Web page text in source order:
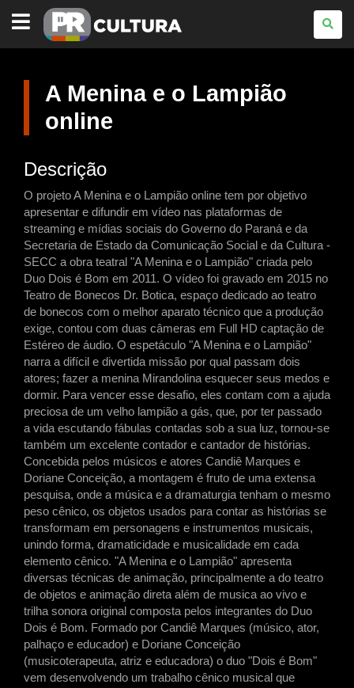
PARANÁ
CULTURA
A Menina e o Lampião
online
Descrição
O projeto A Menina e o Lampião online tem por objetivo
apresentar e difundir em vídeo nas plataformas de
streaming e mídias sociais do Governo do Paraná e da
Secretaria de Estado da Comunicação Social e da Cultura -
SECC a obra teatral "A Menina e o Lampião" criada pelo
Duo Dois é Bom em 2011. O vídeo foi gravado em 2015 no
Teatro de Bonecos Dr. Botica, espaço dedicado ao teatro
de bonecos com o melhor aparato técnico que a produção
exige, contou com duas câmeras em Full HD captação de
Estéreo de áudio. O espetáculo "A Menina e o Lampião"
narra a difícil e divertida missão por qual passam dois
atores; fazer a menina Mirandolina esquecer seus medos e
dormir. Para vencer esse desafio, eles contam com a ajuda
preciosa de um velho lampião a gás, que, por ter passado
a vida escutando fábulas contadas sob a sua luz, tornou-se
também um excelente contador e cantador de histórias.
Concebida pelos músicos e atores Candiê Marques e
Doriane Conceição, a montagem é fruto de uma extensa
pesquisa, onde a música e a dramaturgia tenham o mesmo
peso cênico, os objetos usados para contar as histórias se
transformam em personagens e instrumentos musicais,
unindo forma, dramaticidade e musicalidade em cada
elemento cênico. "A Menina e o Lampião" apresenta
diversas técnicas de animação, principalmente a do teatro
de objetos e animação direta além de musica ao vivo e
trilha sonora original composta pelos integrantes do Duo
Dois é Bom. Formado por Candiê Marques (músico, ator,
palhaço e educador) e Doriane Conceição
(musicoterapeuta, atriz e educadora) o duo "Dois é Bom"
vem desenvolvendo um trabalho cênico musical que